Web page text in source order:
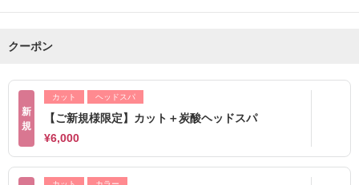
クーポン
新
規
カット ヘッドスパ
【ご新規様限定】カット＋炭酸ヘッドスパ
¥6,000